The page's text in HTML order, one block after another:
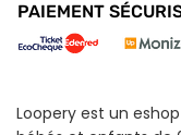
PAIEMENT
Loopery est un